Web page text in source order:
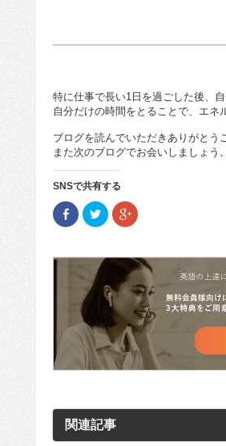
特に仕事で長い1日を過ごした後、
自分だけの時間をとることで、エネ
ブログを読んでいただきありがとう
また次のブログでお会いしましょう。
SNSで共有する
Facebook
で
し
ウ
ド
ウ
で
開
す)
ク
リ
て
Twitter
共
有
(新
い
ウ
ィ
ン
ド
す)
ク
リ
て
Google+
共
有
(新
し
い
ウ
ィ
ン
ド
関連記事